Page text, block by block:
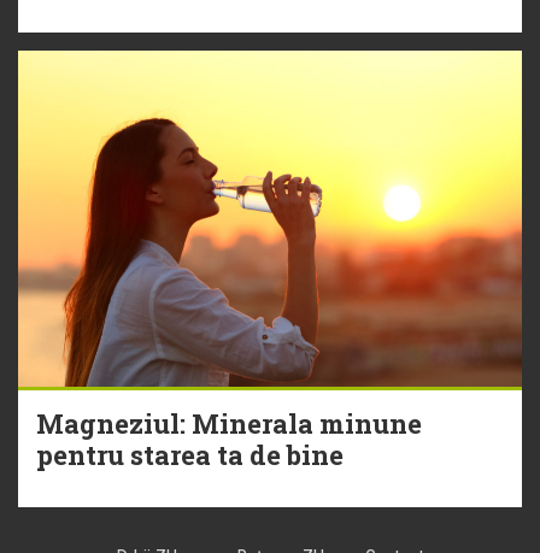
Magneziul: Minerala minune
pentru starea ta de bine